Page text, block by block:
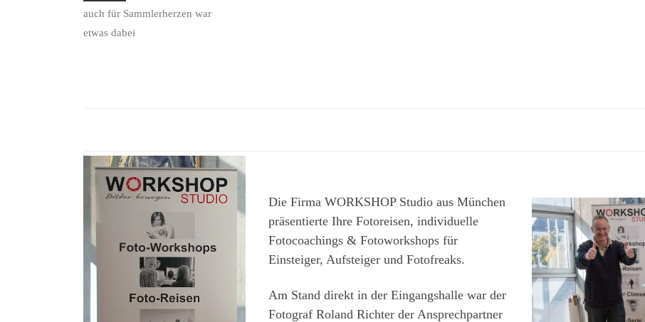
auch für Sammlerherzen war
etwas dabei
Die Firma WORKSHOP Studio aus München
präsentierte Ihre Fotoreisen, individuelle
Fotocoachings & Fotoworkshops für
Einsteiger, Aufsteiger und Fotofreaks.
Am Stand direkt in der Eingangshalle war der
Fotograf Roland Richter der Ansprechpartner